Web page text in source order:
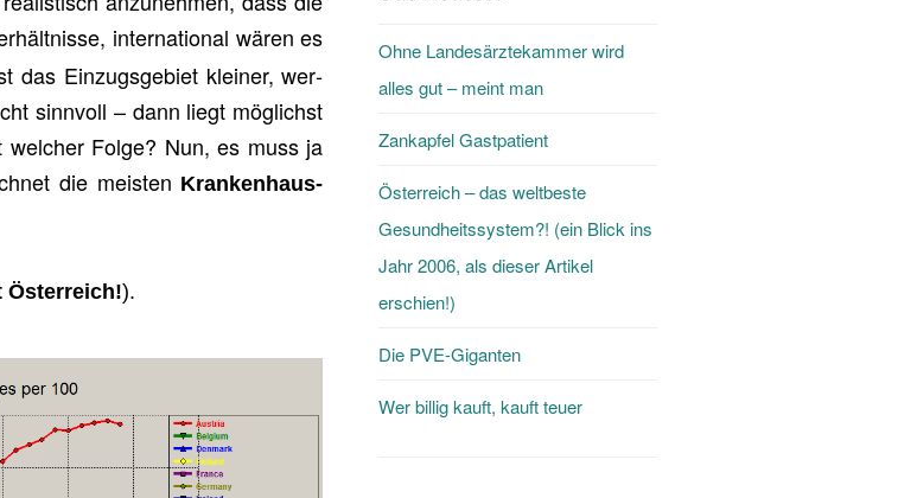
in­ter­na­tio­nal wären es
das Ein­zugs­ge­biet klei­ner, wer­
sinn­voll – dann liegt mög­lichst
Folge? Nun, es muss ja
die meis­ten Kran­ken­haus­
Ös­ter­reich!).
Ohne Landesärztekammer wird
alles gut – meint man
Zankapfel Gastpatient
Österreich – das weltbeste
Gesundheitssystem?! (ein Blick ins
Jahr 2006, als dieser Artikel
erschien!)
Die PVE-Giganten
Wer billig kauft, kauft teuer